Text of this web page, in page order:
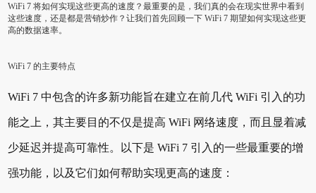
WiFi 7 将如何实现这些更高的速度？最重要的是，我们真的会在现实世界中看到
这些速度，还是都是营销炒作？让我们首先回顾一下 WiFi 7 期望如何实现这些更
高的数据速率。
WiFi 7 的主要特点
WiFi 7 中包含的许多新功能旨在建立在前几代 WiFi 引入的功
能之上，其主要目的不仅是提高 WiFi 网络速度，而且显着减
少延迟并提高可靠性。以下是 WiFi 7 引入的一些最重要的增
强功能，以及它们如何帮助实现更高的速度：